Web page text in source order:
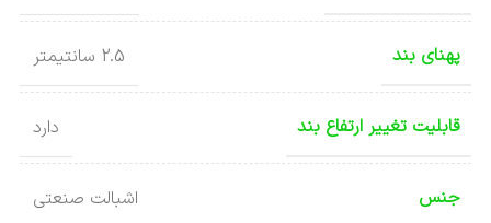
پهنای بند 2.5 سانتیمتر
قابلیت تغییر ارتفاع بند دارد
جنس اشبالت صنعتی